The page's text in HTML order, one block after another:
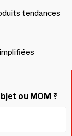
tendances
ou MOM ?